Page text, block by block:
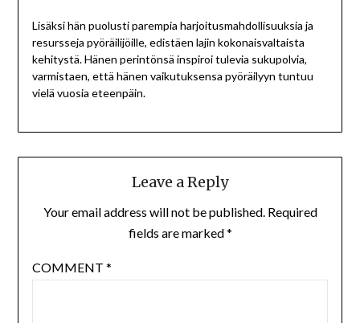
Lisäksi hän puolusti parempia harjoitusmahdollisuuksia ja
resursseja pyöräilijöille, edistäen lajin kokonaisvaltaista
kehitystä. Hänen perintönsä inspiroi tulevia sukupolvia,
varmistaen, että hänen vaikutuksensa pyöräilyyn tuntuu
vielä vuosia eteenpäin.
Leave a Reply
Your email address will not be published. Required
fields are marked*
COMMENT *